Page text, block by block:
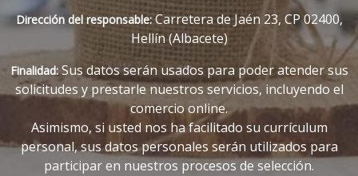
Dirección del responsable:Carretera de Jaén 23, CP 02400,
Hellín (Albacete)
Finalidad:Sus datos serán usados para poder atender sus
solicitudes y prestarle nuestros servicios, incluyendo el
comercio online.
Asimismo, si usted nos ha facilitado su currículum
personal, sus datos personales serán utilizados para
participar en nuestros procesos de selección.